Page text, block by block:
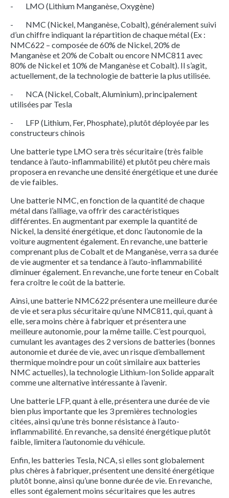
- LMO (Lithium Manganèse, Oxygène)
- NMC (Nickel, Manganèse, Cobalt), généralement suivi
d’un chiffre indiquant la répartition de chaque métal (Ex :
NMC622 – composée de 60% de Nickel, 20% de
Manganèse et 20% de Cobalt ou encore NMC811 avec
80% de Nickel et 10% de Manganèse et Cobalt). Il s’agit,
actuellement, de la technologie de batterie la plus utilisée.
- NCA (Nickel, Cobalt, Aluminium), principalement
utilisées par Tesla
- LFP (Lithium, Fer, Phosphate), plutôt déployée par les
constructeurs chinois
Une batterie type LMO sera très sécuritaire (très faible
tendance à l’auto-inflammabilité) et plutôt peu chère mais
proposera en revanche une densité énergétique et une durée
de vie faibles.
Une batterie NMC, en fonction de la quantité de chaque
métal dans l’alliage, va offrir des caractéristiques
différentes. En augmentant par exemple la quantité de
Nickel, la densité énergétique, et donc l’autonomie de la
voiture augmentent également. En revanche, une batterie
comprenant plus de Cobalt et de Manganèse, verra sa durée
de vie augmenter et sa tendance à l’auto-inflammabilité
diminuer également. En revanche, une forte teneur en Cobalt
fera croître le coût de la batterie.
Ainsi, une batterie NMC622 présentera une meilleure durée
de vie et sera plus sécuritaire qu’une NMC811, qui, quant à
elle, sera moins chère à fabriquer et présentera une
meilleure autonomie, pour la même taille. C’est pourquoi,
cumulant les avantages des 2 versions de batteries (bonnes
autonomie et durée de vie, avec un risque d’emballement
thermique moindre pour un coût similaire aux batteries
NMC actuelles), la technologie Lithium-Ion Solide apparaît
comme une alternative intéressante à l’avenir.
Une batterie LFP, quant à elle, présentera une durée de vie
bien plus importante que les 3 premières technologies
citées, ainsi qu’une très bonne résistance à l’auto-
inflammabilité. En revanche, sa densité énergétique plutôt
faible, limitera l’autonomie du véhicule.
Enfin, les batteries Tesla, NCA, si elles sont globalement
plus chères à fabriquer, présentent une densité énergétique
plutôt bonne, ainsi qu’une bonne durée de vie. En revanche,
elles sont également moins sécuritaires que les autres